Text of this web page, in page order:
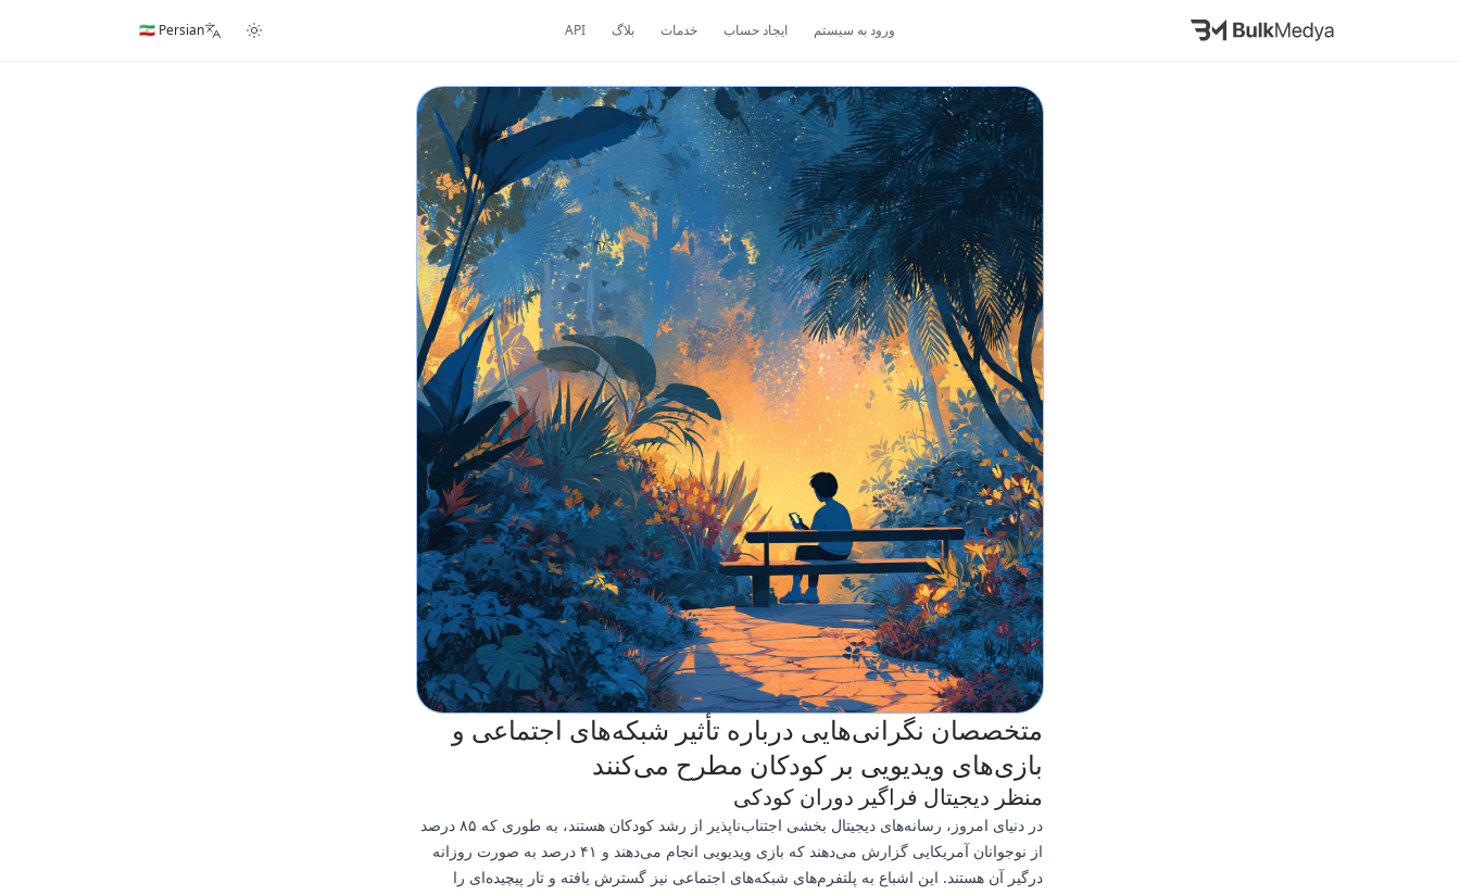
ورود به سیستم ایجاد حساب خدمات بلاگ API
🇮🇷 Persian
متخصصان نگرانی‌هایی درباره تأثیر شبکه‌های اجتماعی و
بازی‌های ویدیویی بر کودکان مطرح می‌کنند
منظر دیجیتال فراگیر دوران کودکی
در دنیای امروز، رسانه‌های دیجیتال بخشی اجتناب‌ناپذیر از رشد کودکان هستند، به طوری که ۸۵ درصد
از نوجوانان آمریکایی گزارش می‌دهند که بازی ویدیویی انجام می‌دهند و ۴۱ درصد به صورت روزانه
درگیر آن هستند. این اشباع به پلتفرم‌های شبکه‌های اجتماعی نیز گسترش یافته و تار پیچیده‌ای را